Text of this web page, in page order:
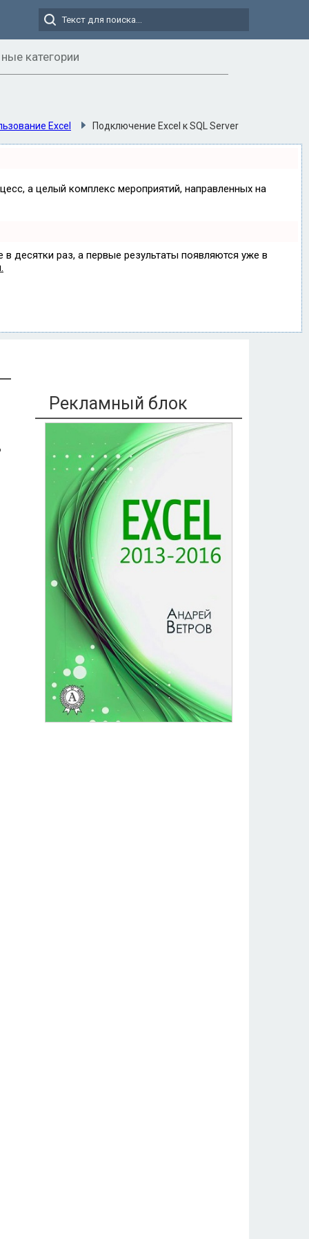
категории
Excel Подключение Excel к SQL Server
а целый комплекс мероприятий, направленных на
в десятки раз, а первые результаты появляются уже в
Рекламный блок